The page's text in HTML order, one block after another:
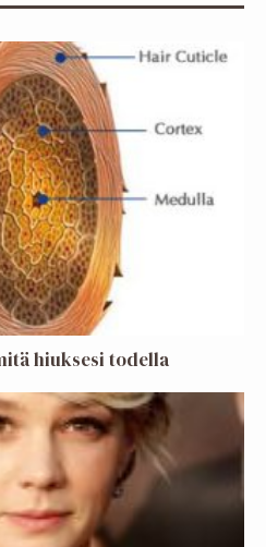
hiuksesi todella